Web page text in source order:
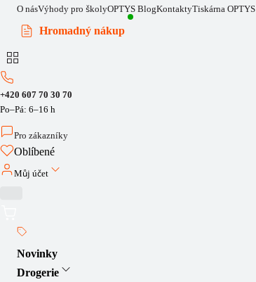
O násVýhody pro školyOPTYS BlogKontaktyTiskárna OPTYS
Hromadný nákup
+420 607 70 30 70
Po–Pá: 6–16 h
Pro zákazníky
Oblíbené
Můj účet
Novinky
Drogerie